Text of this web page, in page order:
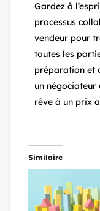
Gardez à
processus
vendeur pour
toutes les
préparation et
un
rêve à un prix
Similaire